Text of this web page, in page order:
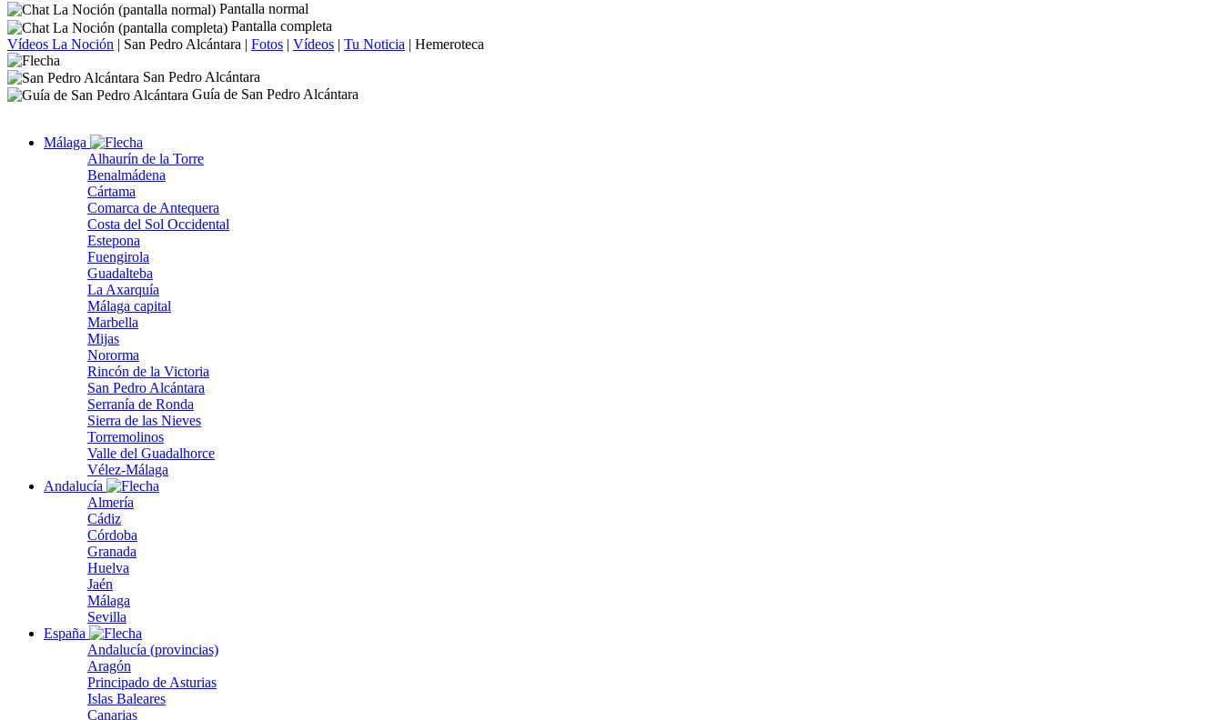
Pantalla normal
Pantalla completa
Vídeos La Noción | San Pedro Alcántara | Fotos | Vídeos | Tu Noticia | Hemeroteca
San Pedro Alcántara
Guía de San Pedro Alcántara
Málaga
Alhaurín de la Torre
Benalmádena
Cártama
Comarca de Antequera
Costa del Sol Occidental
Estepona
Fuengirola
Guadalteba
La Axarquía
Málaga capital
Marbella
Mijas
Nororma
Rincón de la Victoria
San Pedro Alcántara
Serranía de Ronda
Sierra de las Nieves
Torremolinos
Valle del Guadalhorce
Vélez-Málaga
Andalucía
Almería
Cádiz
Córdoba
Granada
Huelva
Jaén
Málaga
Sevilla
España
Andalucía (provincias)
Aragón
Principado de Asturias
Islas Baleares
Canarias